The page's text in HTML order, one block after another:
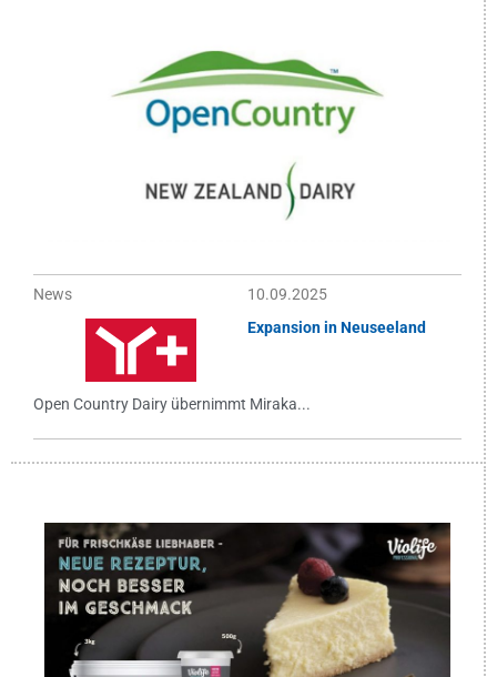
News
10.09.2025
Expansion in Neuseeland
Open Country Dairy übernimmt Miraka...